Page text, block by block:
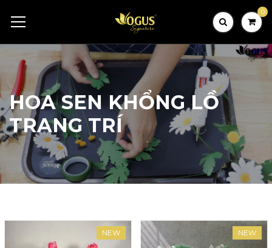
0
HOA SEN KHỔNG LỒ
TRANG TRÍ
NEW NEW